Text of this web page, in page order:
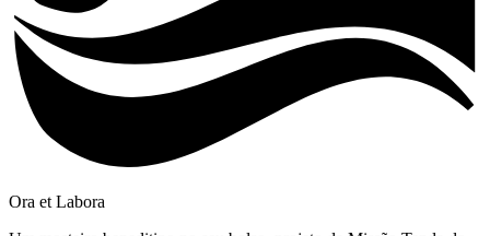
Ora et Labora